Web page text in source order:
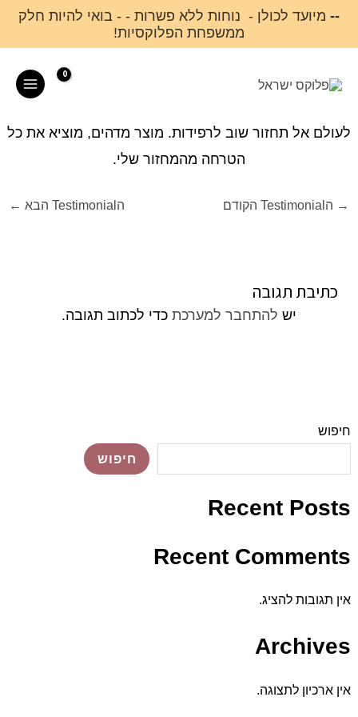
-- מיועד לכולן - נוחות ללא פשרות - - בואי להיות חלק
ממשפחת הפלוקסיות!
Menu
חיפוש
חיפוש
Recent Posts
Recent Comments
אין תגובות להציג.
Archives
אין ארכיון לתצוגה.
לעולם אל תחזור שוב לרפידות. מוצר מדהים, מוציא את כל
הטרחה מהמחזור שלי.
→ הTestimonial הקודם הTestimonial הבא ←
כתיבת תגובה
יש להתחבר למערכת כדי לכתוב תגובה.